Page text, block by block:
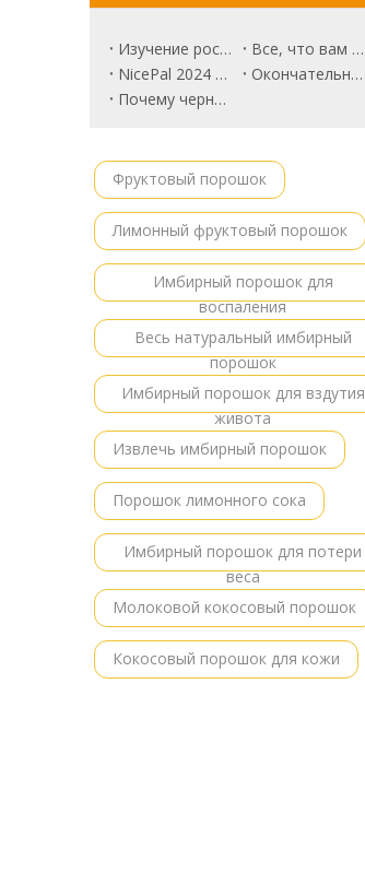
Изучение роскошного рынка фруктов: розовый ананас будущим?
Все, что вам нужно знать о Trune Plum.
NicePal 2024 Продовольственная выставка Повестка дня
Окончательное руководство по корням свеклы
Почему черная красавица арбуз выделяется
Фруктовый порошок
Лимонный фруктовый порошок
Имбирный порошок для
воспаления
Весь натуральный имбирный
порошок
Имбирный порошок для вздутия
живота
Извлечь имбирный порошок
Порошок лимонного сока
Имбирный порошок для потери
веса
Молоковой кокосовый порошок
Кокосовый порошок для кожи